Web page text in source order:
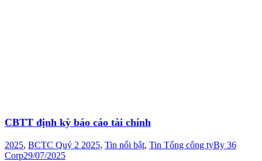
CBTT định kỳ báo cáo tài chính
2025, BCTC Quý 2 2025, Tin nổi bật, Tin Tổng công tyBy 36
Corp29/07/2025